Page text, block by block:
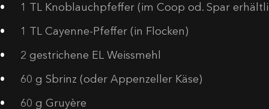
1 TL Knoblauchpfeffer (im Coop od. Spar
1 TL Cayenne-Pfeffer (in Flocken)
2 gestrichene EL Weissmehl
60 g Sbrinz (oder Appenzeller Käse)
60 g Gruyère